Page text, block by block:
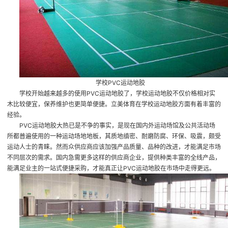
学校PVC运动地胶
学校开始越来越多的使用PVC运动地胶了，学校运动地胶不仅价格相对实
木比较便宜，保养维护也更简单便捷。立美体育在学校运动地胶方面有着丰富的
经验。
PVC运动地胶大热已是不争的事实，是现在国内外运动场馆及公共活动场
所都普遍使用的一种运动场地地板，其质地缜密、耐磨防腐、环保、吸震，颇受
运动人士的青睐。然而众供应商应该加强产品质量、品种的改进，才能满足市场
不同层次的需求。国内急需更多这样的供应商企业，提供种类丰富的全线产品，
能满足业主的一站式便捷采购，才能真正让PVC运动地胶在市场中走得更远。